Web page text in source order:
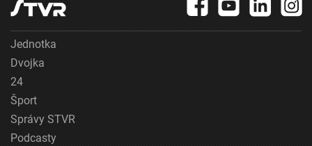
Jednotka
Dvojka
24
Šport
Správy STVR
Podcasty